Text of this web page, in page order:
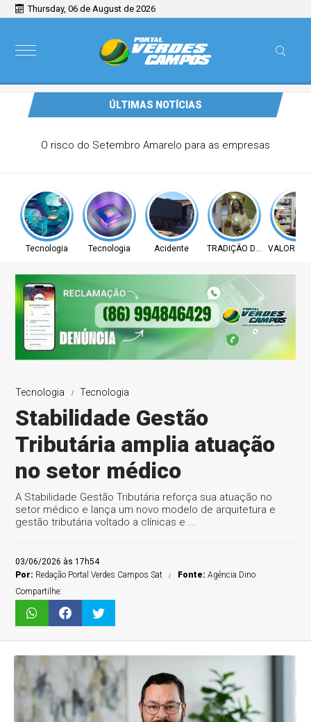
Thursday, 06 de August de 2026
ÚLTIMAS NOTÍCIAS
O risco do Setembro Amarelo para as empresas
Tecnologia Tecnologia Acidente TRADIÇÃO DE FÉ
Tecnologia Tecnologia
Stabilidade Gestão
Tributária amplia atuação
no setor médico
A Stabilidade Gestão Tributária reforça sua atuação no
setor médico e lança um novo modelo de arquitetura e
gestão tributária voltado a clínicas e ...
03/06/2026 às 17h54
Por: Redação Portal Verdes Campos Sat Fonte:Agência Dino
Compartilhe: